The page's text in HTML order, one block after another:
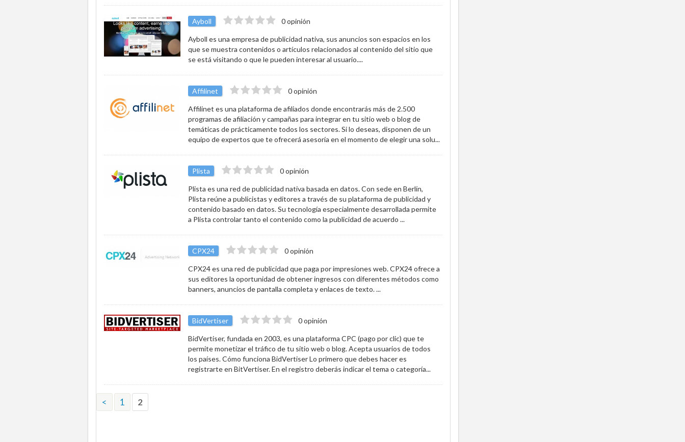
Ayboll 0 opinión
Ayboll es una empresa de publicidad nativa, sus anuncios son espacios en los
que se muestra contenidos o artículos relacionados al contenido del sitio que
se está visitando o que le pueden interesar al usuario....
Affilinet 0 opinión
Affilinet es una plataforma de afiliados donde encontrarás más de 2.500
programas de afiliación y campañas para integrar en tu sitio web o blog de
temáticas de prácticamente todos los sectores. Si lo deseas, disponen de un
equipo de expertos que te ofrecerá asesoría en el momento de elegir una solu...
Plista 0 opinión
Plista es una red de publicidad nativa basada en datos. Con sede en Berlín,
Plista reúne a publicistas y editores a través de su plataforma de publicidad y
contenido basado en datos. Su tecnología especialmente desarrollada permite
a Plista controlar tanto el contenido como la publicidad de acuerdo ...
CPX24 0 opinión
CPX24 es una red de publicidad que paga por impresiones web. CPX24 ofrece a
sus editores la oportunidad de obtener ingresos con diferentes métodos como
banners, anuncios de pantalla completa y enlaces de texto. ...
BidVertiser 0 opinión
BidVertiser, fundada en 2003, es una plataforma CPC (pago por clic) que te
permite monetizar el tráfico de tu sitio web o blog. Acepta usuarios de todos
los países. Cómo funciona BidVertiser Lo primero que debes hacer es
registrarte en BitVertiser. En el registro deberás indicar el tema o categoría...
< 1 2